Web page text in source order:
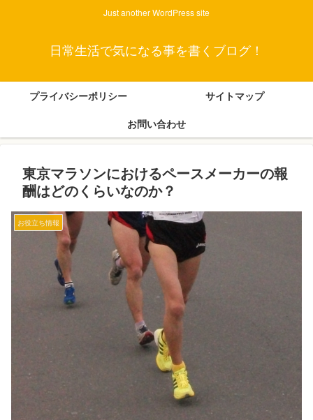
Just another WordPress site
日常生活で気になる事を書くブログ！
プライバシーポリシー
サイトマップ
お問い合わせ
東京マラソンにおけるペースメーカーの報
酬はどのくらいなのか？
お役立ち情報